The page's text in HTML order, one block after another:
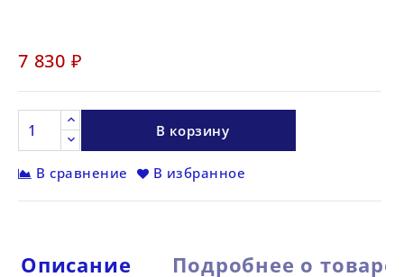
7 830 ₽
В корзину
В сравнение В избранное
Описание Подробнее о товаре